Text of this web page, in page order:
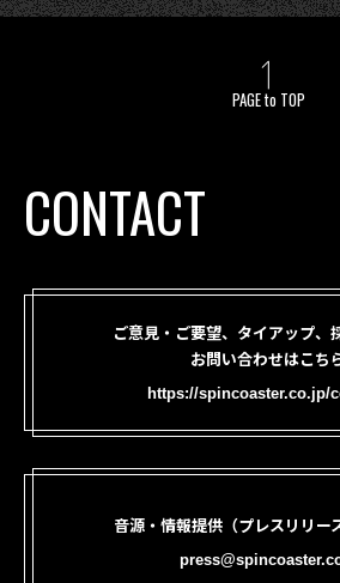
PAGE to TOP
CONTACT
ご意見・ご要望、タイアップ、
お問い合わせはこち
https://spincoaster.co.jp/
音源・情報提供（プレスリリー